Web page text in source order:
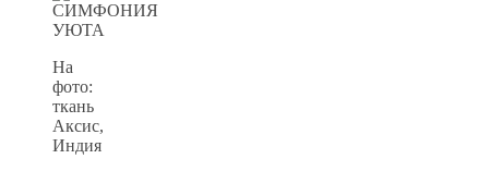
На
фото:
ткань
Аксис,
Индия